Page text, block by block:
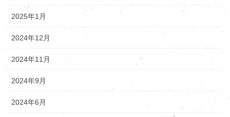
2025年1月
2024年12月
2024年11月
2024年9月
2024年6月